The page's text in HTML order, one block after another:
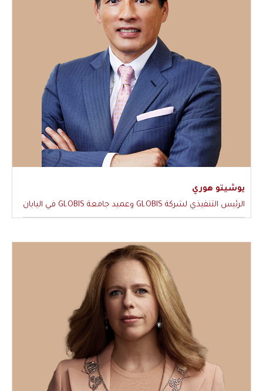
يوشيتو هوري
الرئيس التنفيذي لشركة GLOBIS وعميد جامعة GLOBIS في اليابان